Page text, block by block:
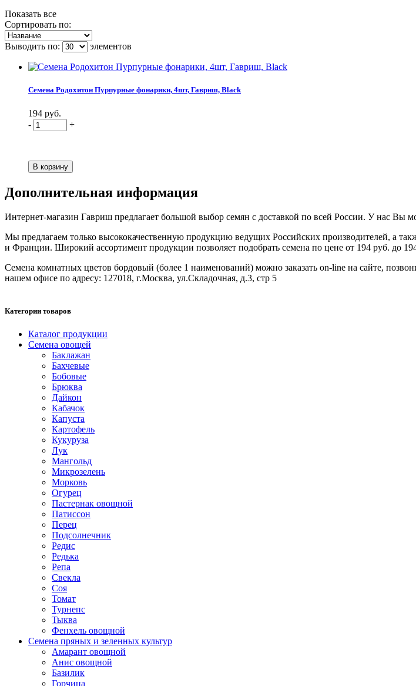
Показать все
Сортировать по:
Выводить по: элементов
Семена Родохитон Пурпурные фонарики, 4шт, Гавриш, Black
194 руб.
-
+
Дополнительная информация
Интернет-магазин Гавриш предлагает большой выбор семян с доставкой по всей России. У нас Вы
Мы предлагаем только высококачественную продукцию ведущих Российских производителей, а
и Франции. Широкий ассортимент продукции позволяет подобрать семена по цене от 194 руб. до
Семена комнатных цветов бордовый (более 1 наименований) можно заказать on-line на сайте,
нашем офисе по адресу: 127018, г.Москва, ул.Складочная, д.3, стр 5
Категории товаров
Каталог продукции
Семена овощей
Баклажан
Бахчевые
Бобовые
Брюква
Дайкон
Кабачок
Капуста
Картофель
Кукуруза
Лук
Мангольд
Микрозелень
Морковь
Огурец
Пастернак овощной
Патиссон
Перец
Подсолнечник
Редис
Редька
Репа
Свекла
Соя
Томат
Турнепс
Тыква
Фенхель овощной
Семена пряных и зеленных культур
Амарант овощной
Анис овощной
Базилик
Горчица